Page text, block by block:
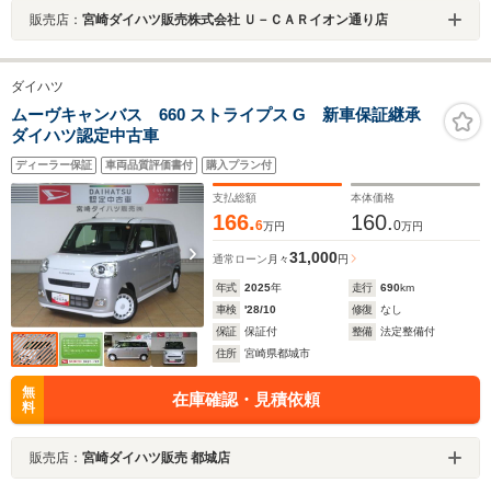
販売店： 宮崎ダイハツ販売株式会社 Ｕ－ＣＡＲイオン通り店
ダイハツ
ムーヴキャンバス 660 ストライプス G 新車保証継承
ダイハツ認定中古車
ディーラー保証 車両品質評価書付 購入プラン付
支払総額
166.6万円
本体価格
160.0万円
通常ローン 月々31,000円
年式 2025年 走行 690km
車検
'28/10 修復
なし
保証
保証付 整備
法定整備付
住所
宮崎県都城市
無
料
在庫確認・見積依頼
販売店： 宮崎ダイハツ販売 都城店